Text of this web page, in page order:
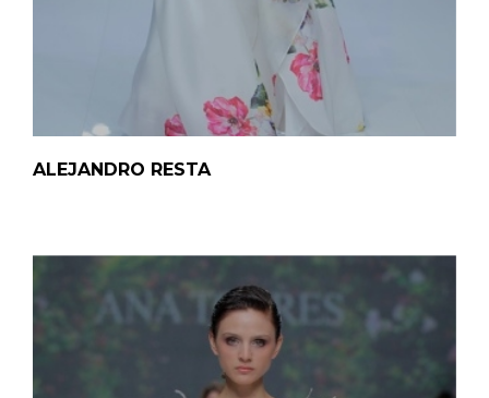
ALEJANDRO RESTA